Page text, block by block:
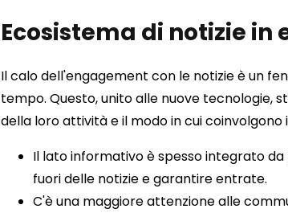
Ecosistema di notizie in
Il calo dell'engagement con le notizie è un
tempo. Questo, unito alle nuove tecnologie,
della loro attività e il modo in cui coinvolgono
Il lato informativo è spesso integrato
fuori delle notizie e garantire entrate.
C'è una maggiore attenzione alle